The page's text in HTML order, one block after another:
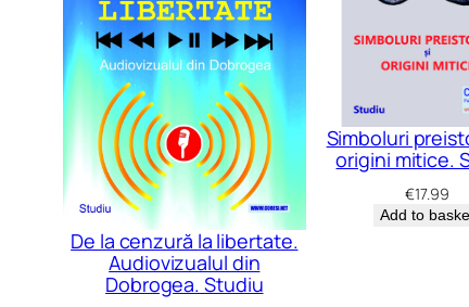
De la cenzură la libertate.
Audiovizualul din
Dobrogea. Studiu
Simboluri
origini mitice.
€17.99
Add to